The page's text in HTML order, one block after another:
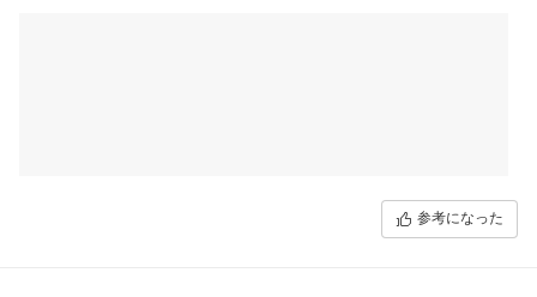
ただ一点、ステンレスの五徳は使い始めにすぐ焼き色がついてし
参考になった